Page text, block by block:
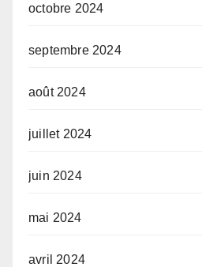
octobre 2024
septembre 2024
août 2024
juillet 2024
juin 2024
mai 2024
avril 2024